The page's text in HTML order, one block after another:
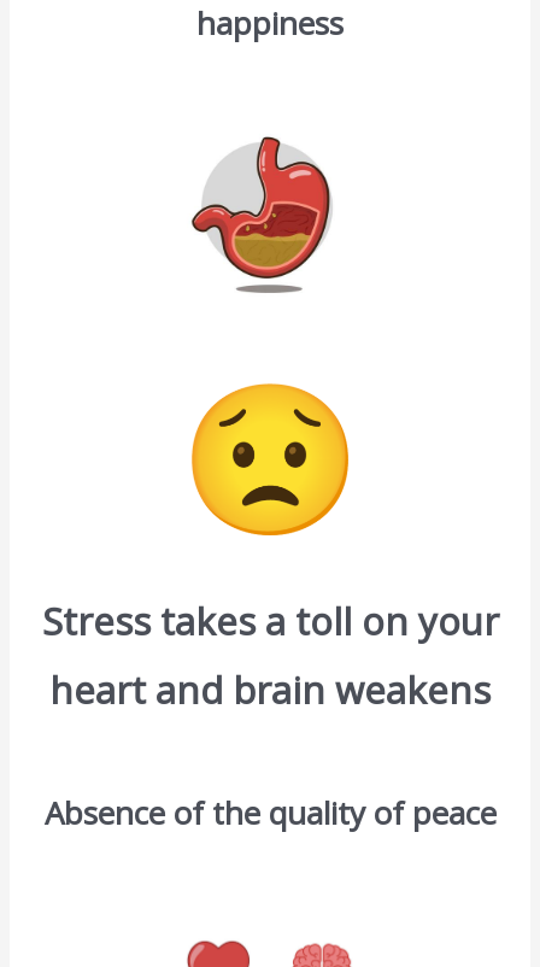
happiness
Stress takes a toll on your
heart and brain weakens
Absence of the quality of peace